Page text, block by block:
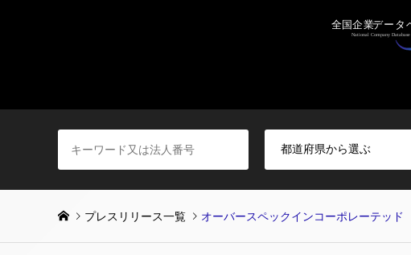
プレスリリース一覧 オーバースペックインコーポレーテッド